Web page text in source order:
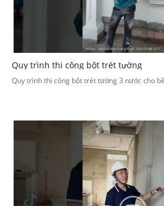
Quy trình thi công bột trét tường
Quy trình thi công bột trét tường 3 nước cho